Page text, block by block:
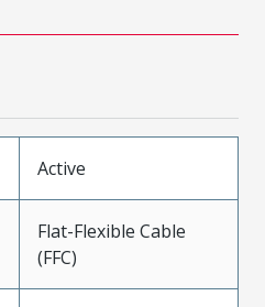
Active
Flat-Flexible Cable
(FFC)